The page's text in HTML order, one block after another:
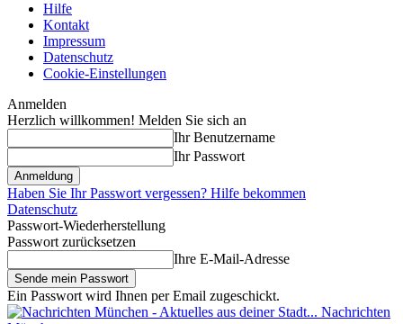
Hilfe
Kontakt
Impressum
Datenschutz
Cookie-Einstellungen
Anmelden
Herzlich willkommen! Melden Sie sich an
Ihr Benutzername
Ihr Passwort
Haben Sie Ihr Passwort vergessen? Hilfe bekommen
Datenschutz
Passwort-Wiederherstellung
Passwort zurücksetzen
Ihre E-Mail-Adresse
Ein Passwort wird Ihnen per Email zugeschickt.
Nachrichten